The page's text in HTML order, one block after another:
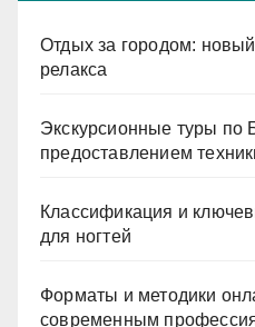
Отдых за городом:
релакса
Экскурсионные туры по
предоставлением
Классификация и
для ногтей
Форматы и методики
современным